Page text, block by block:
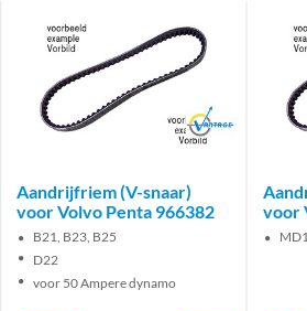
Brand
Aandrijfriem (V-snaar)
voor Volvo Penta 966382
B21, B23, B25
D22
voor 50 Ampere dynamo
voor